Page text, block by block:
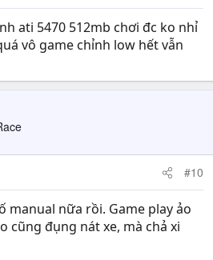
ati 5470 512mb chơi đc ko nhỉ
vô game chỉnh low hết vẫn
#10
manual nữa rồi. Game play ảo
cũng đụng nát xe, mà chả xi